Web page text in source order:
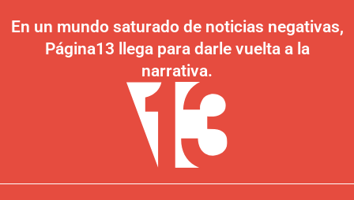
En un mundo saturado de noticias negativas,
Página13 llega para darle vuelta a la
narrativa.